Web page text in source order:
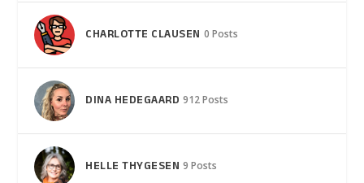
CHARLOTTE CLAUSEN 0 Posts
DINA HEDEGAARD 912 Posts
HELLE THYGESEN 9 Posts